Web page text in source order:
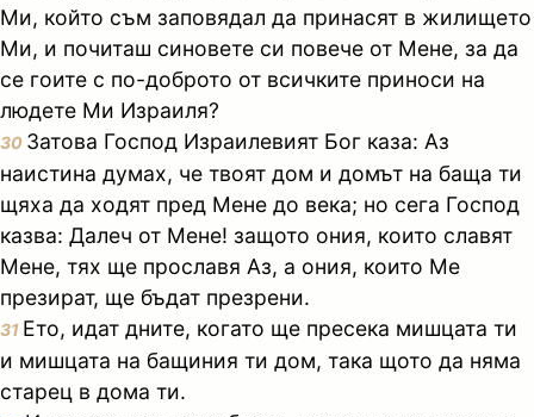
Ми, който съм заповядал да принасят в жилището
Ми, и почиташ синовете си повече от Мене, за да
се гоите с по-доброто от всичките приноси на
людете Ми Израиля?
30 Затова Господ Израилевият Бог каза: Аз
наистина думах, че твоят дом и домът на баща ти
щяха да ходят пред Мене до века; но сега Господ
казва: Далеч от Мене! защото ония, които славят
Мене, тях ще прославя Аз, а ония, които Ме
презират, ще бъдат презрени.
31 Ето, идат дните, когато ще пресека мишцата ти
и мишцата на бащиния ти дом, така щото да няма
старец в дома ти.